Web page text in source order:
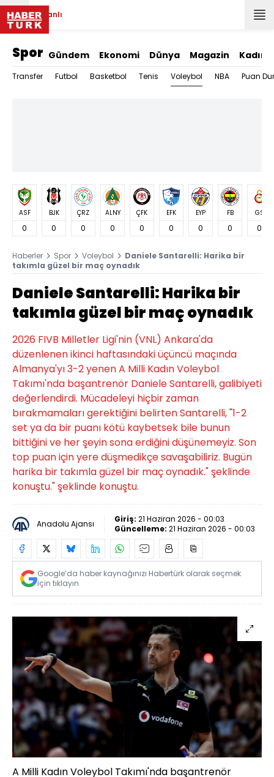
Canlı
Spor Gündem Ekonomi Dünya Magazin Kadın
Transfer Futbol Basketbol Tenis Voleybol NBA Puan
ASF
0
BJK
0
ÇRZ
0
ALNY
0
ÇFK
0
EFK
0
EYP
0
FB
0
GS
0
Haberler Spor Voleybol
Daniele Santarelli: Harika bir
takımla güzel bir maç oynadık
Daniele Santarelli: Harika bir
takımla güzel bir maç oynadık
2026 FIVB Milletler Ligi'nin (VNL) Ankara'da
düzenlenen ikinci haftasındaki üçüncü maçında
Almanya'yı 3-2 yenen A Milli Kadın Voleybol
Takımı'nda başantrenör Daniele Santarelli, galibiyeti
değerlendirdi. Mücadeleyi hiçbir zaman
bırakmamaları gerektiğini belirten Santarelli, "1-2
set ya da bir puanı kötü kaybetsek bile bunun
bittiğini ve her şeyin sona erdiğini düşünemeyiz. Son
top puan için yere düşmedikçe savaşabiliriz. Bugün
harika bir takımla güzel bir maç oynadık." şeklinde
konuştu." şeklinde konuştu.
Anadolu Ajansı Giriş: 21 Haziran 2026 - 00:03
Güncelleme: 21 Haziran 2026 - 00:03
Google’da haber kaynağınızı Habertürk olarak seçmek
için tıklayın
A Milli Kadın Voleybol Takımı'nda başantrenör